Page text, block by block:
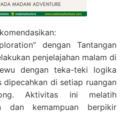
dengan Tantangan
penjelajahan malam di
dengan teka-teki logika
dipecahkan di setiap ruangan
Aktivitas ini melatih
dan kemampuan berpikir